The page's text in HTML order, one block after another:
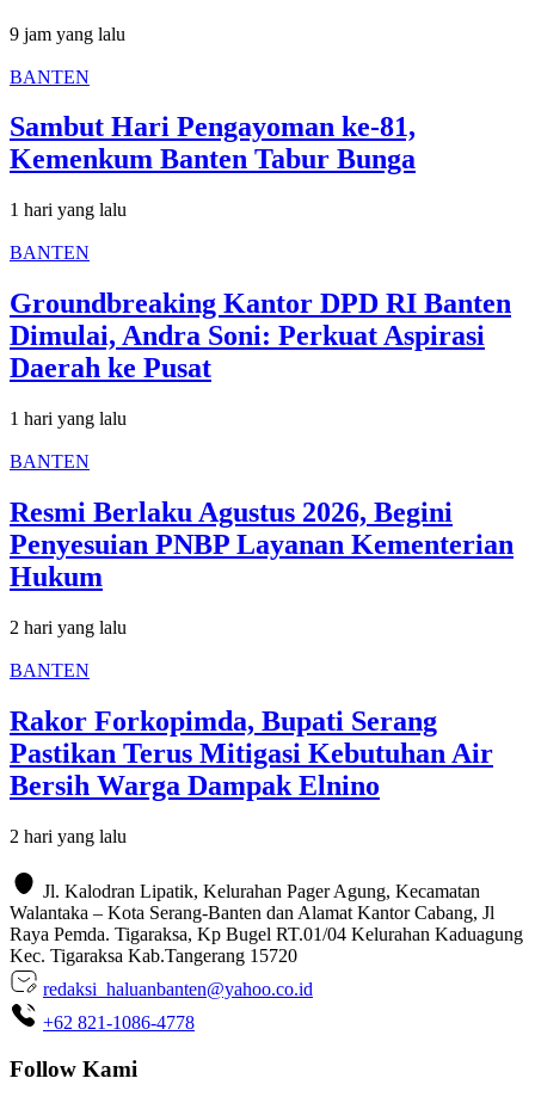
9 jam yang lalu
BANTEN
Sambut Hari Pengayoman ke-81,
Kemenkum Banten Tabur Bunga
1 hari yang lalu
BANTEN
Groundbreaking Kantor DPD RI Banten
Dimulai, Andra Soni: Perkuat Aspirasi
Daerah ke Pusat
1 hari yang lalu
BANTEN
Resmi Berlaku Agustus 2026, Begini
Penyesuian PNBP Layanan Kementerian
Hukum
2 hari yang lalu
BANTEN
Rakor Forkopimda, Bupati Serang
Pastikan Terus Mitigasi Kebutuhan Air
Bersih Warga Dampak Elnino
2 hari yang lalu
Jl. Kalodran Lipatik, Kelurahan Pager Agung, Kecamatan
Walantaka – Kota Serang-Banten dan Alamat Kantor Cabang, Jl
Raya Pemda. Tigaraksa, Kp Bugel RT.01/04 Kelurahan Kaduagung
Kec. Tigaraksa Kab.Tangerang 15720
redaksi_haluanbanten@yahoo.co.id
+62 821-1086-4778
Follow Kami